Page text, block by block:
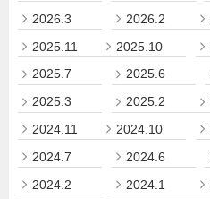
2026.3
2026.2
2025.11
2025.10
2025.7
2025.6
2025.3
2025.2
2024.11
2024.10
2024.7
2024.6
2024.2
2024.1